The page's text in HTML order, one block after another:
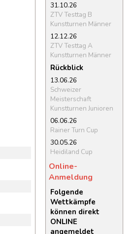
31.10.26
ZTV Testtag B
Kunstturnen Männer
12.12.26
ZTV Testtag A
Kunstturnen Männer
Rückblick
13.06.26
Schweizer
Meisterschaft
Kunstturnen Junioren
06.06.26
Rainer Turn Cup
30.05.26
Heidiland Cup
Online-
Anmeldung
Folgende
Wettkämpfe
können direkt
ONLINE
angemeldet